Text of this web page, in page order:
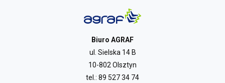
Biuro AGRAF
ul. Sielska 14 B
10-802 Olsztyn
tel.: 89 527 34 74